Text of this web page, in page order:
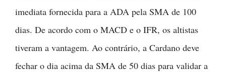
imediata fornecida para a ADA pela SMA de 100
dias. De acordo com o MACD e o IFR, os altistas
tiveram a vantagem. Ao contrário, a Cardano deve
fechar o dia acima da SMA de 50 dias para validar a